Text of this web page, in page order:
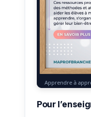
Apprendre à
Pour